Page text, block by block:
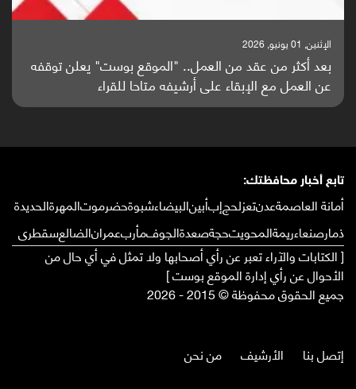
الإثنين, 01 يونيو, 2026
بعد أكثر من عقد من العمل.. "الموقع بوست" يعلن توقفه
عن العمل مع الإبقاء على أرشيفه متاحا للقراء
تابع أخبار محافظتك:
أمانة العاصمةعدنتعزلحجإبأبينالبيضاءشبوةحضرموتالمهرةالحديدة
ذمارصنعاءريمةالمحويتحجةصعدةالجوفمأربعمرانالضالعسقطرى
[ الكتابات والآراء تعبر عن رأي أصحابها ولا تمثل في أي حال من
الأحوال عن رأي إدارة الموقع بوست ]
جميع الحقوق محفوظة © 2015 - 2026
إتصل بنا الأرشيف
من نحن